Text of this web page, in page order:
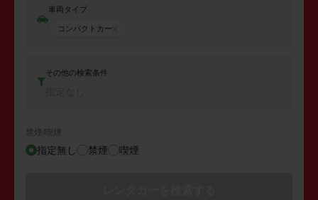
車両タイプ
コンパクトカー
その他の検索条件
禁煙/喫煙
指定無し 禁煙 喫煙